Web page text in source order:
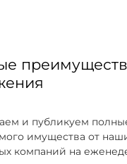
и публикуем
имущества от
компаний на